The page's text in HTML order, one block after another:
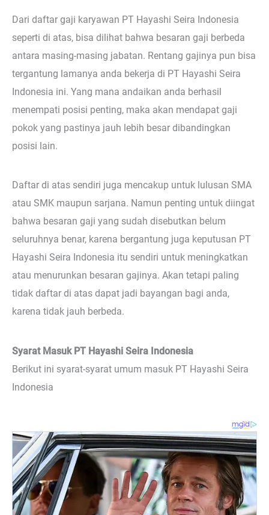
Dari daftar gaji karyawan PT Hayashi Seira Indonesia
seperti di atas, bisa dilihat bahwa besaran gaji berbeda
antara masing-masing jabatan. Rentang gajinya pun bisa
tergantung lamanya anda bekerja di PT Hayashi Seira
Indonesia ini. Yang mana andaikan anda berhasil
menempati posisi penting, maka akan mendapat gaji
pokok yang pastinya jauh lebih besar dibandingkan
posisi lain.
Daftar di atas sendiri juga mencakup untuk lulusan SMA
atau SMK maupun sarjana. Namun penting untuk diingat
bahwa besaran gaji yang sudah disebutkan belum
seluruhnya benar, karena bergantung juga keputusan PT
Hayashi Seira Indonesia itu sendiri untuk meningkatkan
atau menurunkan besaran gajinya. Akan tetapi paling
tidak daftar di atas dapat jadi bayangan bagi anda,
karena tidak jauh berbeda.
Syarat Masuk PT Hayashi Seira Indonesia
Berikut ini syarat-syarat umum masuk PT Hayashi Seira
Indonesia